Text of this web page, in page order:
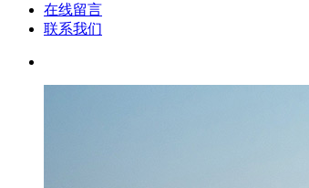
在线留言
联系我们